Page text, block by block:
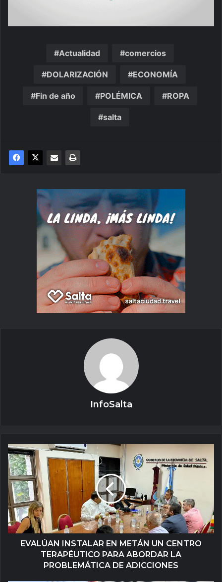
Actualidad comercios
DOLARIZACIÓN ECONOMÍA
Fin de año POLÉMICA ROPA
salta
InfoSalta
EVALÚAN INSTALAR EN METÁN UN CENTRO
TERAPÉUTICO PARA ABORDAR LA
PROBLEMÁTICA DE ADICCIONES